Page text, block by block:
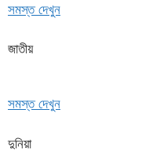
সমস্ত দেখুন
জাতীয়
সমস্ত দেখুন
দুনিয়া